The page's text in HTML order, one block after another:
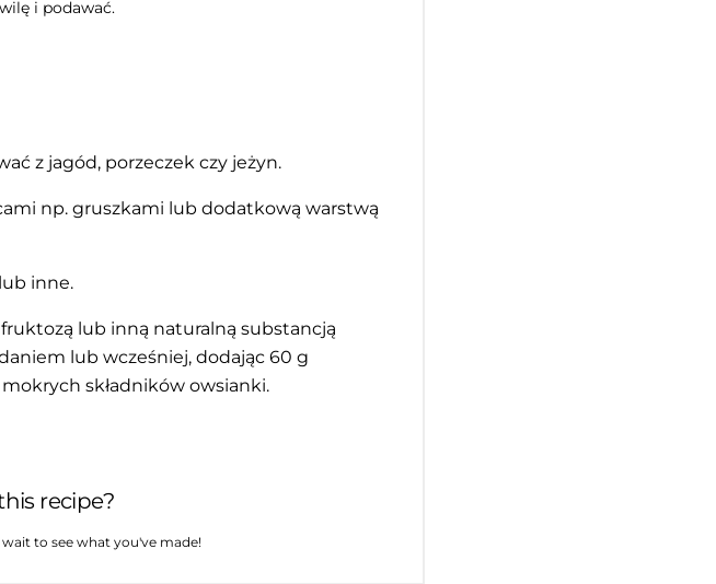
i podawać.
z jagód, porzeczek czy jeżyn.
np. gruszkami lub dodatkową warstwą
inne.
lub inną naturalną substancją
lub wcześniej, dodając 60 g
składników owsianki.
recipe?
to see what you've made!